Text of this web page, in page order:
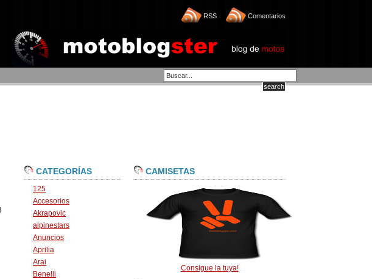
RSS Comentarios
CATEGORÍAS
125
Accesorios
Akrapovic
alpinestars
Anuncios
Aprilia
Arai
Benelli
CAMISETAS
Consigue la tuya!